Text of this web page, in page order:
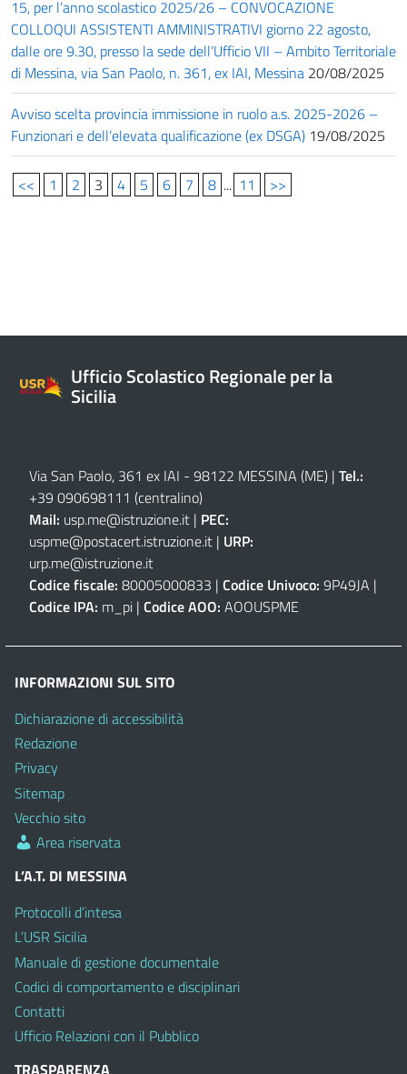
15, per l’anno scolastico 2025/26 – CONVOCAZIONE
COLLOQUI ASSISTENTI AMMINISTRATIVI giorno 22 agosto,
dalle ore 9.30, presso la sede dell’Ufficio VII – Ambito Territoriale
di Messina, via San Paolo, n. 361, ex IAI, Messina 20/08/2025
Avviso scelta provincia immissione in ruolo a.s. 2025-2026 –
Funzionari e dell’elevata qualificazione (ex DSGA) 19/08/2025
<< 1 2 3 4 5 6 7 8 ... 11 >>
Ufficio Scolastico Regionale per la
Sicilia
Via San Paolo, 361 ex IAI - 98122 MESSINA (ME) | Tel.:
+39 090698111 (centralino)
Mail: usp.me@istruzione.it | PEC:
uspme@postacert.istruzione.it | URP:
urp.me@istruzione.it
Codice fiscale: 80005000833 | Codice Univoco: 9P49JA |
Codice IPA: m_pi | Codice AOO: AOOUSPME
INFORMAZIONI SUL SITO
Dichiarazione di accessibilità
Redazione
Privacy
Sitemap
Vecchio sito
Area riservata
L’A.T. DI MESSINA
Protocolli d’intesa
L’USR Sicilia
Manuale di gestione documentale
Codici di comportamento e disciplinari
Contatti
Ufficio Relazioni con il Pubblico
TRASPARENZA